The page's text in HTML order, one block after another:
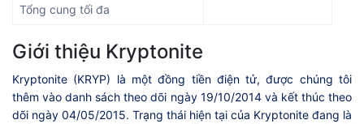
Tổng cung tối đa
Giới thiệu Kryptonite
Kryptonite (KRYP) là một đồng tiền điện tử, được chúng tôi
thêm vào danh sách theo dõi ngày 19/10/2014 và kết thúc theo
dõi ngày 04/05/2015. Trạng thái hiện tại của Kryptonite đang là